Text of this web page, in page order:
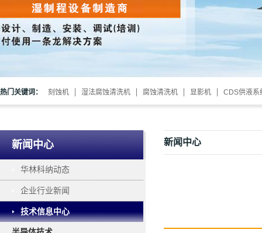
热门关键词： 刻蚀机 湿法腐蚀清洗机 腐蚀清洗机 显影机 CDS供液系
新闻中心
华林科纳动态
企业行业新闻
技术信息中心
新闻中心